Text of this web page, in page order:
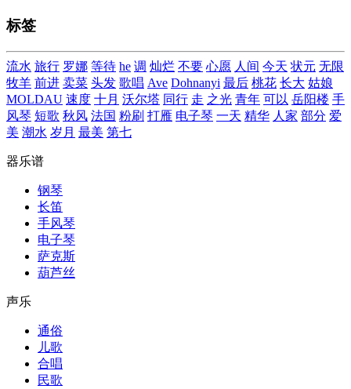
标签
流水 旅行 罗娜 等待 he 调 灿烂 不要 心愿 人间 今天 状元 无限
牧羊 前进 卖菜 头发 歌唱 Ave Dohnanyi 最后 桃花 长大 姑娘
MOLDAU 速度 十月 沃尔塔 同行 走 之光 青年 可以 岳阳楼 手
风琴 短歌 秋风 法国 粉刷 打雁 电子琴 一天 精华 人家 部分 爱
美 潮水 岁月 最美 第七
器乐谱
钢琴
长笛
手风琴
电子琴
萨克斯
葫芦丝
声乐
通俗
儿歌
合唱
民歌